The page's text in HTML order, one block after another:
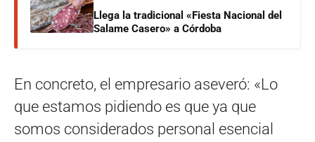
Llega la tradicional «Fiesta Nacional del
Salame Casero» a Córdoba
En concreto, el empresario aseveró: «Lo
que estamos pidiendo es que ya que
somos considerados personal esencial